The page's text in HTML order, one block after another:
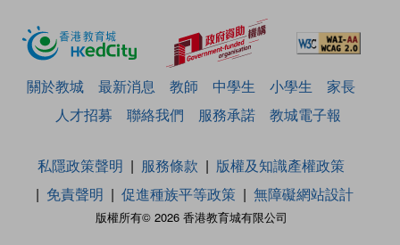
關於教城 最新消息 教師 中學生 小學生
家長
人才招募
聯絡我們 服務承諾 教城電子報
版權所有© 2026 香港教育城有限公司
私隱政策聲明 服務條款
版權及知識產權政策
免責聲明
促進種族平等政策 無障礙網站設計